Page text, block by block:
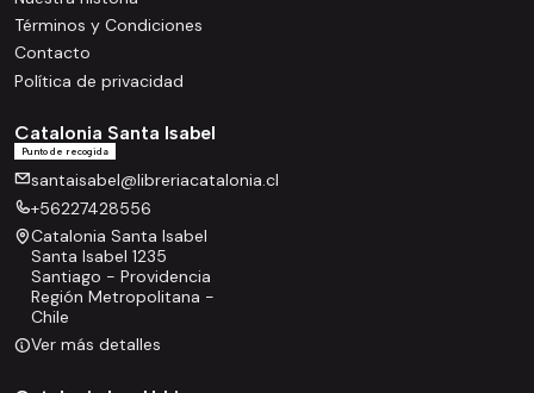
Términos y Condiciones
Contacto
Política de privacidad
Catalonia Santa Isabel
Punto de recogida
santaisabel@libreriacatalonia.cl
+56227428556
Catalonia Santa Isabel
Santa Isabel 1235
Santiago - Providencia
Región Metropolitana -
Chile
Ver más detalles